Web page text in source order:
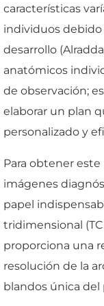
características
individuos debido
desarrollo
anatómicos
de observación;
elaborar un plan
personalizado y
Para obtener
imágenes
papel
tridimensional
proporciona una
resolución de la
blandos única del